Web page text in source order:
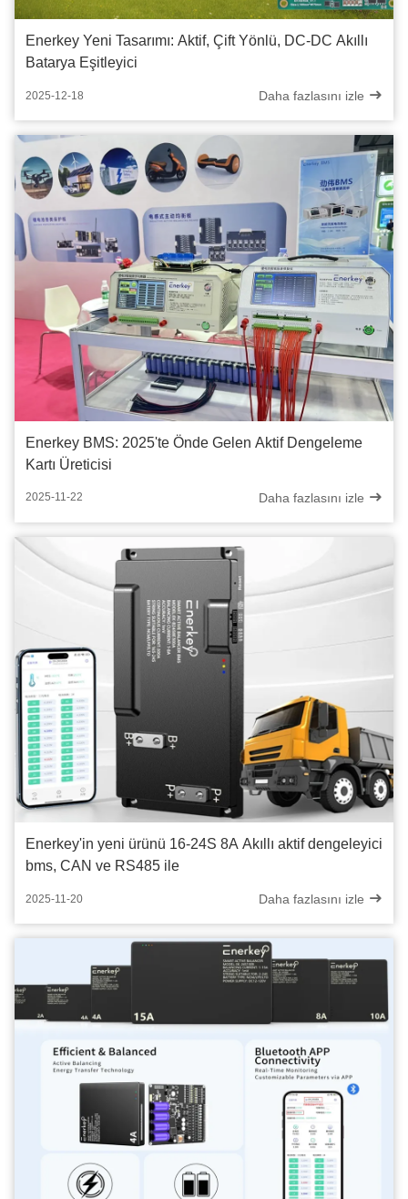
Enerkey Yeni Tasarımı: Aktif, Çift Yönlü, DC-DC Akıllı
Batarya Eşitleyici
2025-12-18 Daha fazlasını izle
Enerkey BMS: 2025'te Önde Gelen Aktif Dengeleme
Kartı Üreticisi
2025-11-22 Daha fazlasını izle
Enerkey'in yeni ürünü 16-24S 8A Akıllı aktif dengeleyici
bms, CAN ve RS485 ile
2025-11-20 Daha fazlasını izle